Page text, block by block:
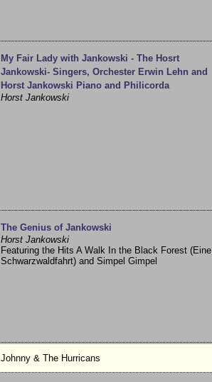
My Fair Lady with Jankowski - The Hosrt
Jankowski- Singers, Orchester Erwin Lehn and
Horst Jankowski Piano and Philicorda
Horst Jankowski
The Genius of Jankowski
Horst Jankowski
Featuring the Hits A Walk In the Black Forest (Eine
Schwarzwaldfahrt) and Simpel Gimpel
Johnny & The Hurricans